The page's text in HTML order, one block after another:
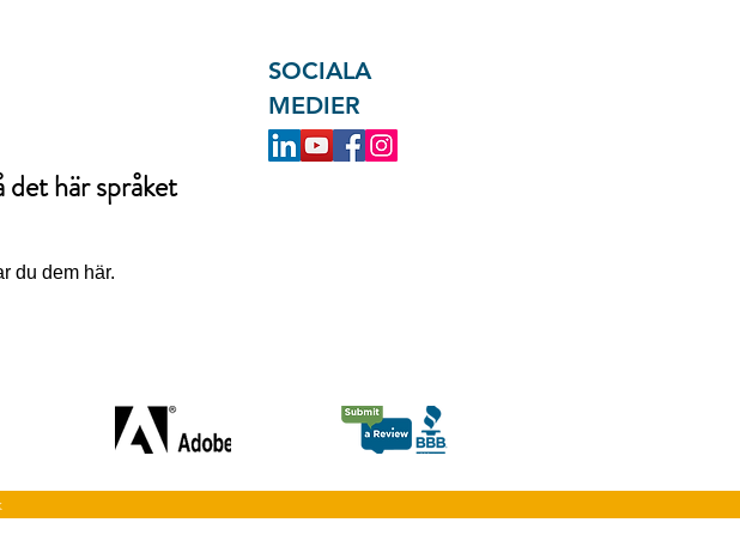
det här språket
du dem här.
SOCIALA
MEDIER